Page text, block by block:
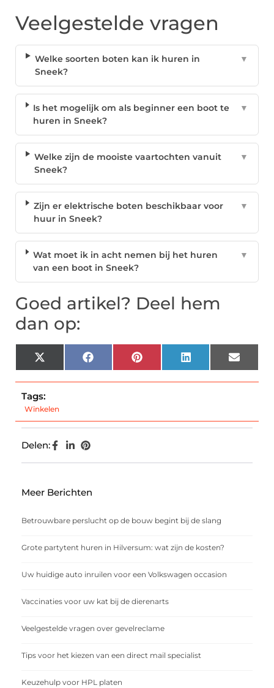
Veelgestelde vragen
Welke soorten boten kan ik huren in
Sneek?
▼
Is het mogelijk om als beginner een boot te
huren in Sneek?
▼
Welke zijn de mooiste vaartochten vanuit
Sneek?
▼
Zijn er elektrische boten beschikbaar voor
huur in Sneek?
▼
Wat moet ik in acht nemen bij het huren
van een boot in Sneek?
▼
Goed artikel? Deel hem
dan op:
X
(Twitter)
Facebook Pinterest LinkedIn Email
Tags:
Winkelen
Delen:
Meer Berichten
Betrouwbare perslucht op de bouw begint bij de slang
Grote partytent huren in Hilversum: wat zijn de kosten?
Uw huidige auto inruilen voor een Volkswagen occasion
Vaccinaties voor uw kat bij de dierenarts
Veelgestelde vragen over gevelreclame
Tips voor het kiezen van een direct mail specialist
Keuzehulp voor HPL platen